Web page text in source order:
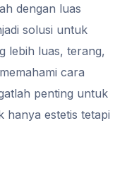
dengan luas
solusi untuk
lebih luas, terang,
cara
penting untuk
hanya estetis tetapi